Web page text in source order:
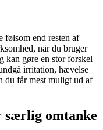
følsom end resten af
når du bruger
kan gøre en stor forskel
irritation, hævelse
du får mest muligt ud af
omtanke